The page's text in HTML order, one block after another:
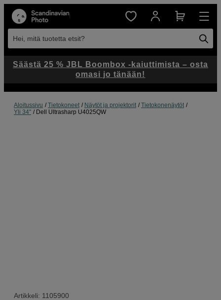
Hei, mitä tuotetta etsit?
Aloitussivu Tietokoneet Näytöt ja projektorit
Tietokonenäytöt
Yli 34"
Dell Ultrasharp U4025QW
Artikkeli: 1105900
Säästä 25 % JBL Boombox -kaiuttimista – osta
omasi jo tänään!